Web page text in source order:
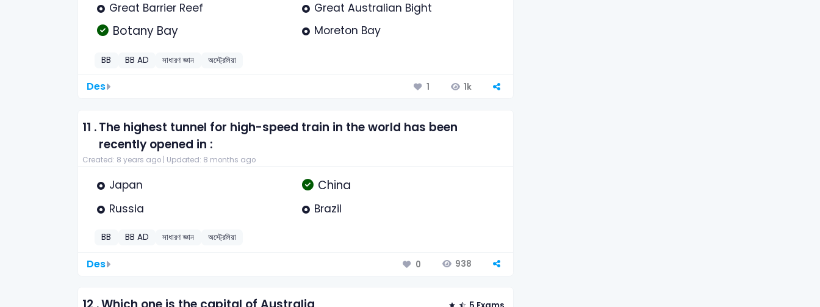
Great Barrier Reef Great Australian Bight
Botany Bay Moreton Bay
BB BB AD সাধারণ জ্ঞান অস্ট্রেলিয়া
Des 1 1k
11 .The highest tunnel for high-speed train in the world has been
recently opened in :
Created: 8 years ago | Updated: 8 months ago
Japan China
Russia Brazil
BB BB AD সাধারণ জ্ঞান অস্ট্রেলিয়া
Des 0 938